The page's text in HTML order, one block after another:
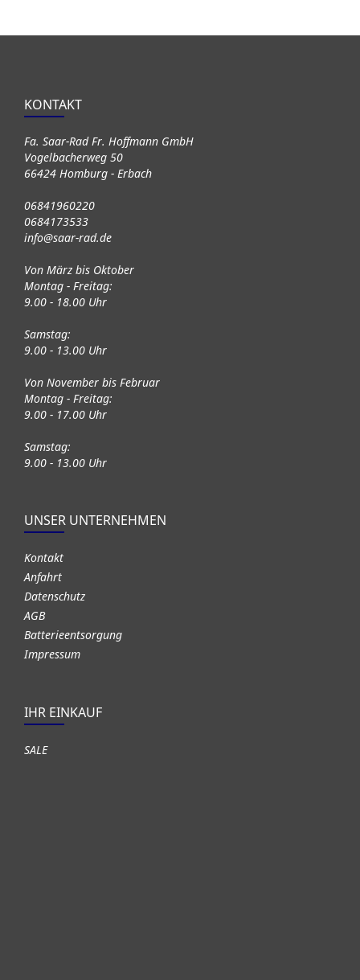
KONTAKT
Fa. Saar-Rad Fr. Hoffmann GmbH
Vogelbacherweg 50
66424 Homburg - Erbach
06841960220
0684173533
info@saar-rad.de
Von März bis Oktober
Montag - Freitag:
9.00 - 18.00 Uhr
Samstag:
9.00 - 13.00 Uhr
Von November bis Februar
Montag - Freitag:
9.00 - 17.00 Uhr
Samstag:
9.00 - 13.00 Uhr
UNSER UNTERNEHMEN
Kontakt
Anfahrt
Datenschutz
AGB
Batterieentsorgung
Impressum
IHR EINKAUF
SALE